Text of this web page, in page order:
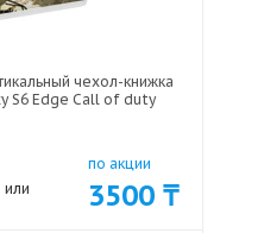
чехол-книжка
S6 Edge Call of duty
или
по акции
3500 ₸